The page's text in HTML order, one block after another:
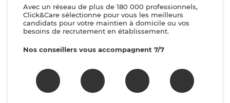
Avec un réseau de plus de 180 000 professionnels,
Click&Care sélectionne pour vous les meilleurs
candidats pour votre maintien à domicile ou vos
besoins de recrutement en établissement.
Nos conseillers vous accompagnent 7/7